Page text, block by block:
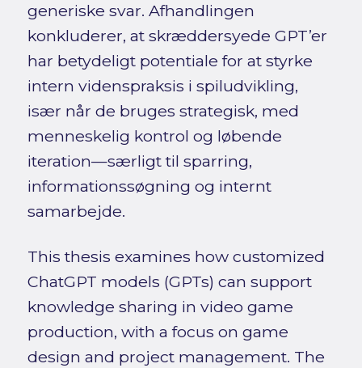
generiske svar. Afhandlingen
konkluderer, at skræddersyede GPT’er
har betydeligt potentiale for at styrke
intern videnspraksis i spiludvikling,
især når de bruges strategisk, med
menneskelig kontrol og løbende
iteration—særligt til sparring,
informationssøgning og internt
samarbejde.
This thesis examines how customized
ChatGPT models (GPTs) can support
knowledge sharing in video game
production, with a focus on game
design and project management. The